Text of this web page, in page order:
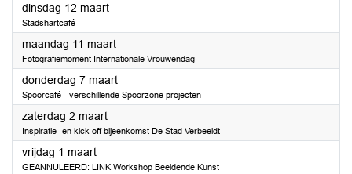
dinsdag 12 maart2024
Stadshartcafé
maandag 11 maart2024
Fotografiemoment Internationale Vrouwendag
donderdag 7 maart2024
Spoorcafé - verschillende Spoorzone projecten
zaterdag 2 maart2024
Inspiratie- en kick off bijeenkomst De Stad Verbeeldt
vrijdag 1 maart2024
GEANNULEERD: LINK Workshop Beeldende Kunst